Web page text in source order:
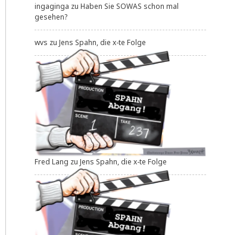
ingaginga zu Haben Sie SOWAS schon mal
gesehen?
wvs zu Jens Spahn, die x-te Folge
Fred Lang zu Jens Spahn, die x-te Folge